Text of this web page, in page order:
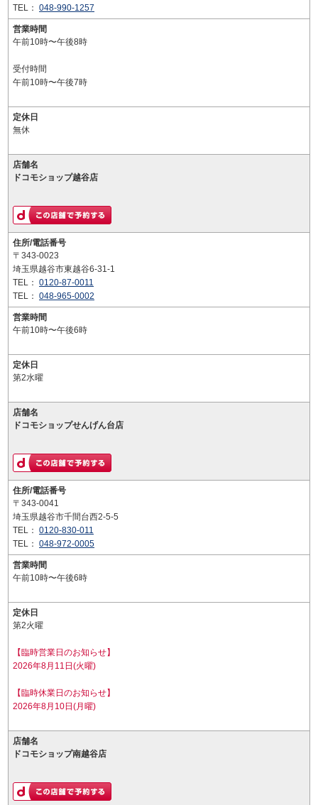
TEL： 048-990-1257
営業時間
午前10時〜午後8時
受付時間
午前10時〜午後7時
定休日
無休
店舗名
ドコモショップ越谷店
住所/電話番号
〒343-0023
埼玉県越谷市東越谷6-31-1
TEL： 0120-87-0011
TEL： 048-965-0002
営業時間
午前10時〜午後6時
定休日
第2水曜
店舗名
ドコモショップせんげん台店
住所/電話番号
〒343-0041
埼玉県越谷市千間台西2-5-5
TEL： 0120-830-011
TEL： 048-972-0005
営業時間
午前10時〜午後6時
定休日
第2火曜
【臨時営業日のお知らせ】
2026年8月11日(火曜)
【臨時休業日のお知らせ】
2026年8月10日(月曜)
店舗名
ドコモショップ南越谷店